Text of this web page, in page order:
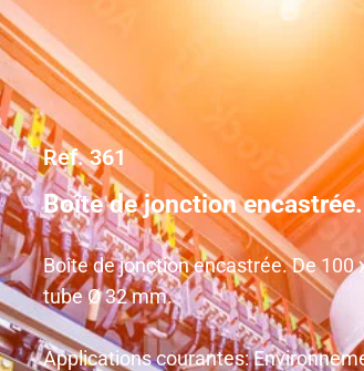
Ref. 361
Boîte de jonction
Boîte de jonction encastrée. De
tube Ø 32 mm.
Applications courantes: